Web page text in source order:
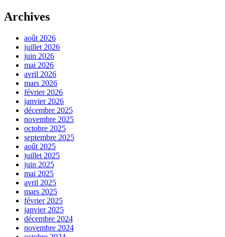
Archives
août 2026
juillet 2026
juin 2026
mai 2026
avril 2026
mars 2026
février 2026
janvier 2026
décembre 2025
novembre 2025
octobre 2025
septembre 2025
août 2025
juillet 2025
juin 2025
mai 2025
avril 2025
mars 2025
février 2025
janvier 2025
décembre 2024
novembre 2024